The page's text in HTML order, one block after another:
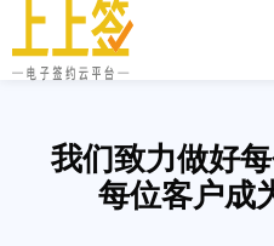
我们致力做好
每位客户成